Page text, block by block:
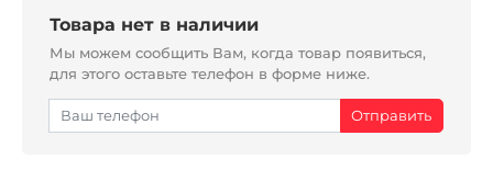
Товара нет в наличии
Мы можем сообщить Вам, когда товар появиться,
для этого оставьте телефон в форме ниже.